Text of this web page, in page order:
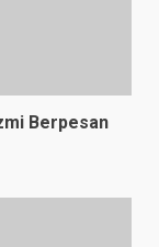
Berpesan